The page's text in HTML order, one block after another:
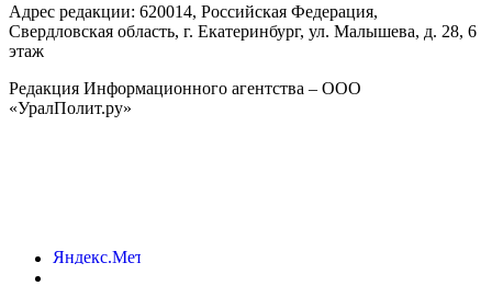
Адрес редакции: 620014, Российская Федерация,
Свердловская область, г. Екатеринбург, ул. Малышева, д. 28, 6
этаж
Редакция Информационного агентства – ООО
«УралПолит.ру»